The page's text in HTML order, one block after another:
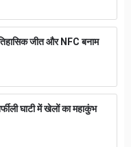
जीत और NFC बनाम
घाटी में खेलों का महाकुंभ